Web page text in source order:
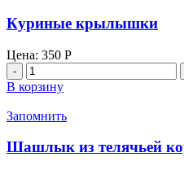
мякоти
Куриные крылышки
Цена: 350 Р
Количество
товара
Куриные
крылышки
В корзину
Запомнить
Шашлык из телячьей